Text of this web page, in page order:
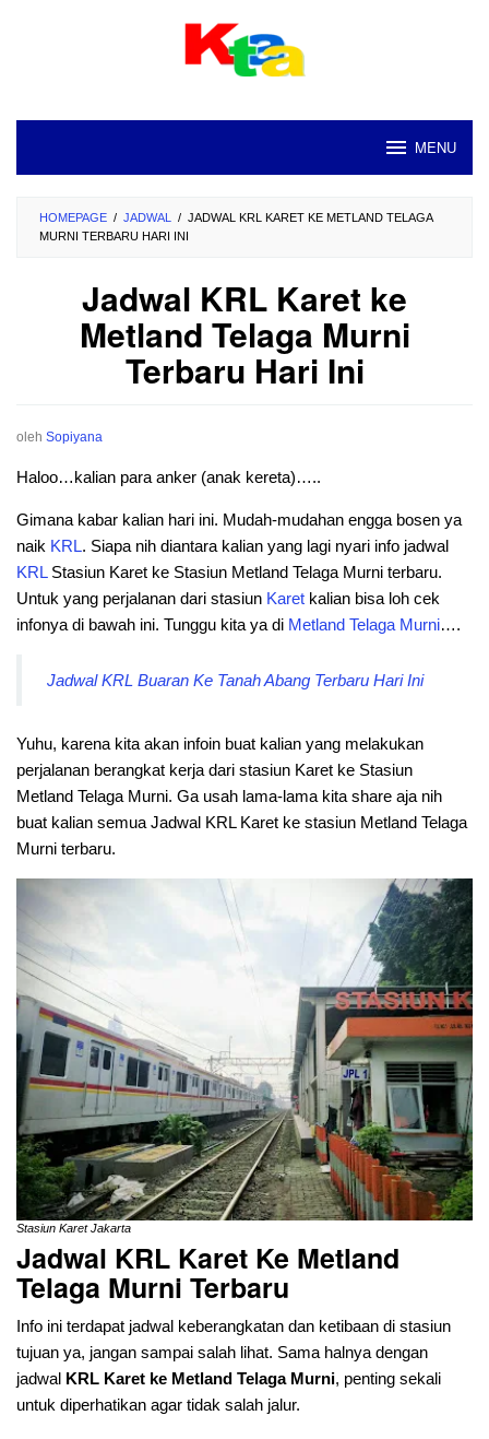
MENU
HOMEPAGE / JADWAL / JADWAL KRL KARET KE METLAND TELAGA
MURNI TERBARU HARI INI
Jadwal KRL Karet ke
Metland Telaga Murni
Terbaru Hari Ini
oleh Sopiyana
Haloo…kalian para anker (anak kereta)…..
Gimana kabar kalian hari ini. Mudah-mudahan engga bosen ya
naik KRL. Siapa nih diantara kalian yang lagi nyari info jadwal
KRLStasiun Karet ke Stasiun Metland Telaga Murni terbaru.
Untuk yang perjalanan dari stasiun Karet kalian bisa loh cek
infonya di bawah ini. Tunggu kita ya di Metland Telaga Murni….
Jadwal KRL Buaran Ke Tanah Abang Terbaru Hari Ini
Yuhu, karena kita akan infoin buat kalian yang melakukan
perjalanan berangkat kerja dari stasiun Karet ke Stasiun
Metland Telaga Murni. Ga usah lama-lama kita share aja nih
buat kalian semua Jadwal KRL Karet ke stasiun Metland Telaga
Murni terbaru.
Stasiun Karet Jakarta
Jadwal KRL Karet Ke Metland
Telaga Murni Terbaru
Info ini terdapat jadwal keberangkatan dan ketibaan di stasiun
tujuan ya, jangan sampai salah lihat. Sama halnya dengan
jadwal KRL Karet ke Metland Telaga Murni, penting sekali
untuk diperhatikan agar tidak salah jalur.